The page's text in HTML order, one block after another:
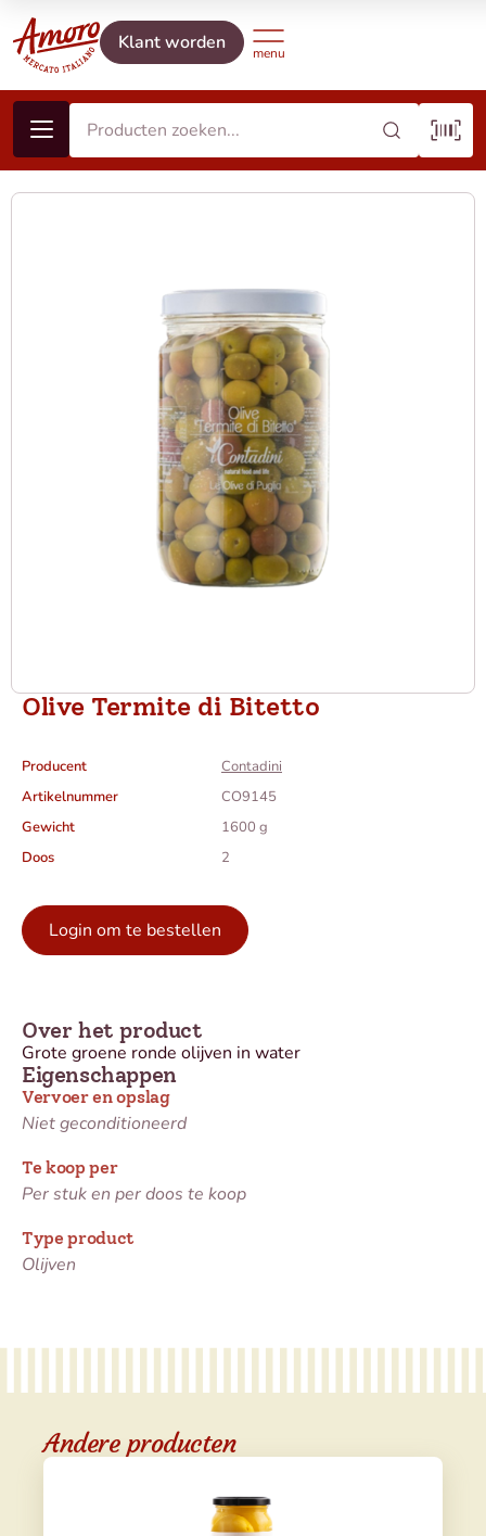
Klant worden
Olive Termite di Bitetto
Producent
Contadini
Artikelnummer
CO9145
Gewicht
1600 g
Doos
2
Login om te bestellen
Eigenschappen
Vervoer en opslag
Niet geconditioneerd
Te koop per
Per stuk en per doos te koop
Type product
Olijven
Over het product
Grote groene ronde olijven in water
Andere producten